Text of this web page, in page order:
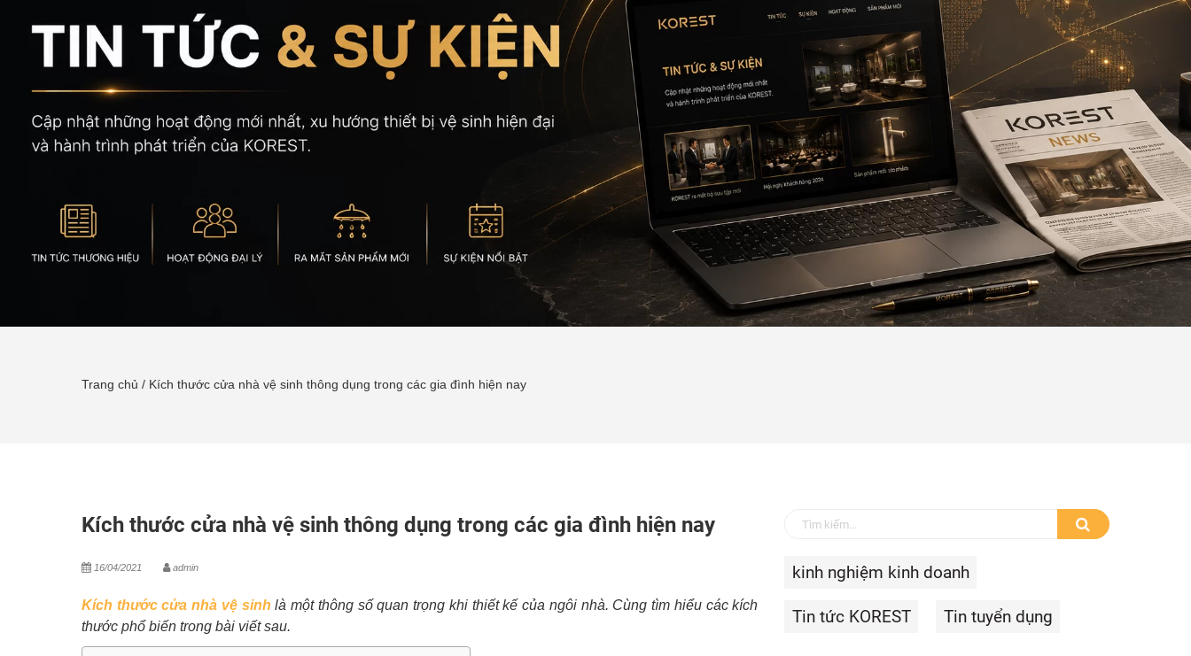
Trang chủ / Kích thước cửa nhà vệ sinh thông dụng trong các gia đình hiện nay
Kích thước cửa nhà vệ sinh thông dụng trong các gia đình hiện nay
16/04/2021 admin
Kích thước cửa nhà vệ sinh là một thông số quan trọng khi thiết kế của ngôi nhà. Cùng tìm hiểu các kích
thước phổ biến trong bài viết sau.
kinh nghiệm kinh doanh
Tin tức KOREST Tin tuyển dụng